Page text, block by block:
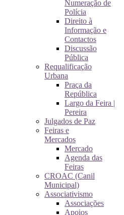
Numeração de
Polícia
Direito à
Informação e
Contactos
Discussão
Pública
Requalificação
Urbana
Praça da
República
Largo da Feira |
Pereira
Julgados de Paz
Feiras e
Mercados
Mercado
Agenda das
Feiras
CROAC (Canil
Municipal)
Associativismo
Associações
Apoios